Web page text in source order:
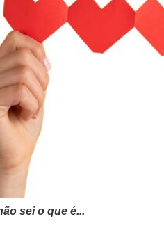
sei o que é...